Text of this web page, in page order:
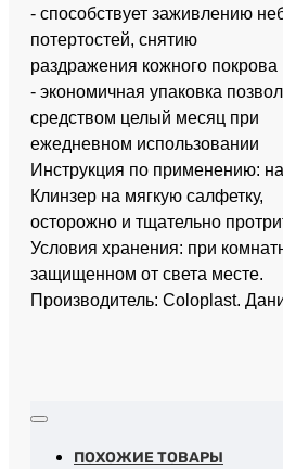
- способствует заживлению
потертостей, снятию
раздражения кожного покрова
- экономичная упаковка
средством целый месяц при
ежедневном использовании
Инструкция по применению:
Клинзер на мягкую салфетку,
осторожно и тщательно
Условия хранения: при
защищенном от света месте.
Производитель: Coloplast.
ПОХОЖИЕ ТОВАРЫ